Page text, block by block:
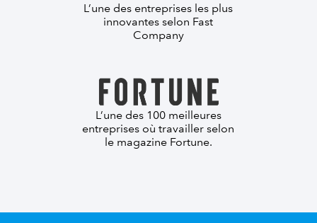
L’une des entreprises les plus
innovantes selon Fast
Company
L’une des 100 meilleures
entreprises où travailler selon
le magazine Fortune.